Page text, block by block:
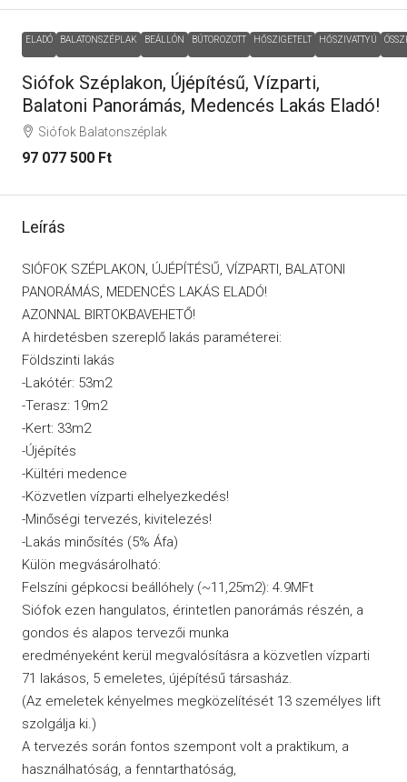
ELADÓ BALATONSZÉPLAK BEÁLLÓN BÚTOROZOTT HŐSZIGETELT HŐSZIVATTYÚ
Siófok Széplakon, Újépítésű, Vízparti,
Balatoni Panorámás, Medencés Lakás Eladó!
Siófok Balatonszéplak
97 077 500 Ft
Leírás
SIÓFOK SZÉPLAKON, ÚJÉPÍTÉSŰ, VÍZPARTI, BALATONI
PANORÁMÁS, MEDENCÉS LAKÁS ELADÓ!
AZONNAL BIRTOKBAVEHETŐ!
A hirdetésben szereplő lakás paraméterei:
Földszinti lakás
-Lakótér: 53m2
-Terasz: 19m2
-Kert: 33m2
-Újépítés
-Kültéri medence
-Közvetlen vízparti elhelyezkedés!
-Minőségi tervezés, kivitelezés!
-Lakás minősítés (5% Áfa)
Külön megvásárolható:
Felszíni gépkocsi beállóhely (~11,25m2): 4.9MFt
Siófok ezen hangulatos, érintetlen panorámás részén, a
gondos és alapos tervezői munka
eredményeként kerül megvalósításra a közvetlen vízparti
71 lakásos, 5 emeletes, újépítésű társasház.
(Az emeletek kényelmes megközelítését 13 személyes lift
szolgálja ki.)
A tervezés során fontos szempont volt a praktikum, a
használhatóság, a fenntarthatóság,